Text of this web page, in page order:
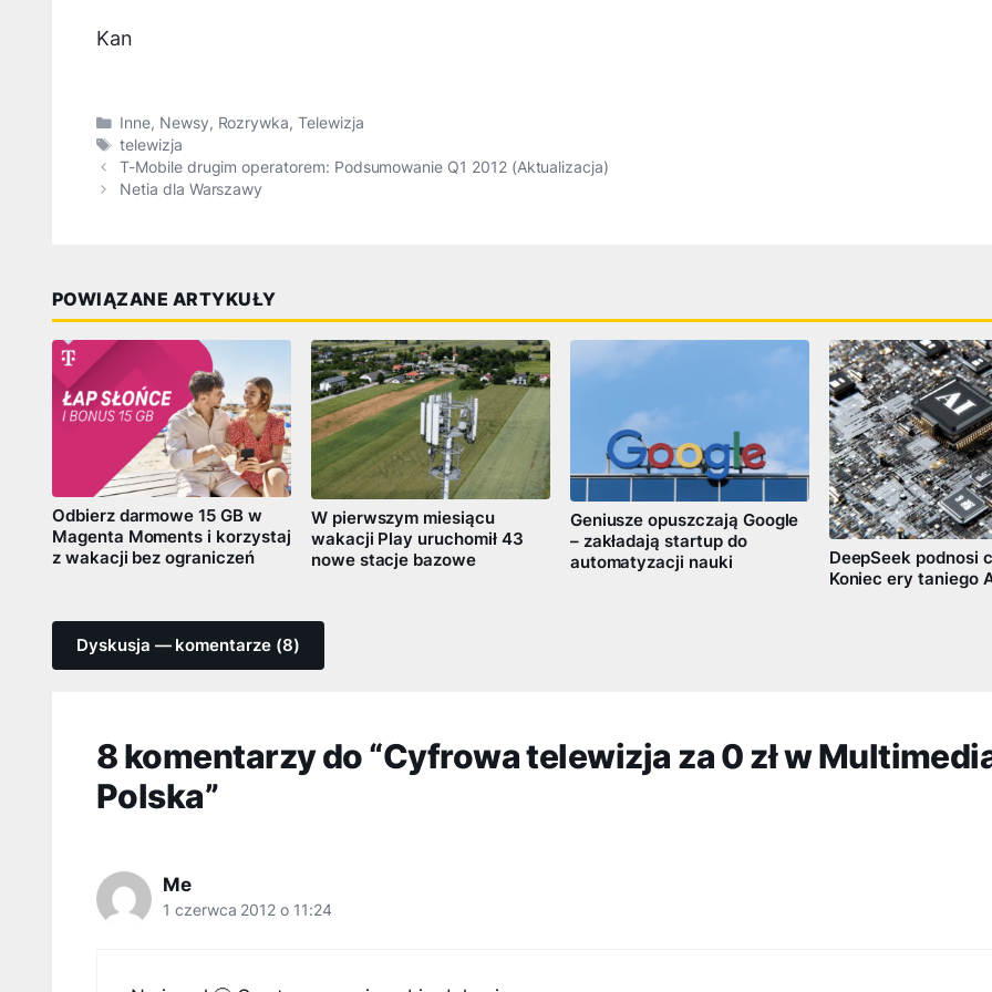
Kan
Kategorie
Inne, Newsy, Rozrywka,Telewizja
Tagi
telewizja
T-Mobile drugim operatorem: Podsumowanie Q1 2012 (Aktualizacja)
Netia dla Warszawy
POWIĄZANE ARTYKUŁY
Odbierz darmowe 15 GB w
Magenta Moments i korzystaj
z wakacji bez ograniczeń
W pierwszym miesiącu
wakacji Play uruchomił 43
nowe stacje bazowe
Geniusze opuszczają Google
– zakładają startup do
automatyzacji nauki
DeepSeek podnosi
Koniec ery taniego
Dyskusja — komentarze (8)
8 komentarzy do “Cyfrowa telewizja za 0 zł w
Polska”
Me
1 czerwca 2012 o 11:24